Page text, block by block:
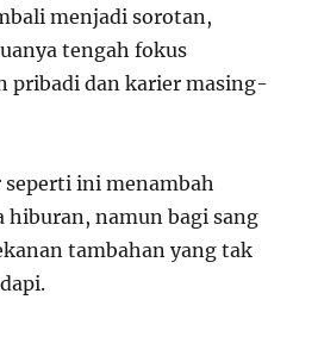
menjadi sorotan,
tengah fokus
pribadi dan karier masing-
ini menambah
hiburan, namun bagi sang
tambahan yang tak